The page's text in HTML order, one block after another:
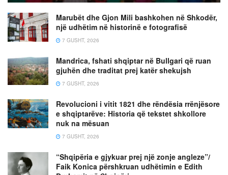
Marubët dhe Gjon Mili bashkohen në Shkodër,
një udhëtim në historinë e fotografisë
7 GUSHT, 2026
Mandrica, fshati shqiptar në Bullgari që ruan
gjuhën dhe traditat prej katër shekujsh
7 GUSHT, 2026
Revolucioni i vitit 1821 dhe rëndësia rrënjësore
e shqiptarëve: Historia që tekstet shkollore
nuk na mësuan
7 GUSHT, 2026
“Shqipëria e gjykuar prej një zonje angleze”/
Faik Konica përshkruan udhëtimin e Edith